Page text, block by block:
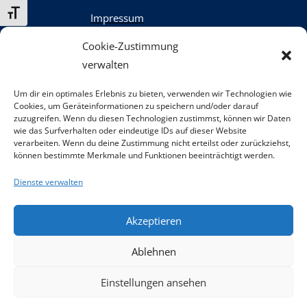
Cookie-Zustimmung
verwalten
Um dir ein optimales Erlebnis zu bieten, verwenden wir Technologien wie
Cookies, um Geräteinformationen zu speichern und/oder darauf
zuzugreifen. Wenn du diesen Technologien zustimmst, können wir Daten
wie das Surfverhalten oder eindeutige IDs auf dieser Website
verarbeiten. Wenn du deine Zustimmung nicht erteilst oder zurückziehst,
können bestimmte Merkmale und Funktionen beeinträchtigt werden.
Dienste verwalten
Akzeptieren
Ablehnen
Einstellungen ansehen
Schrift vergrößernImpressum
Teilnahme-Erasmus
Allgemeine Geschäftsbedingungen